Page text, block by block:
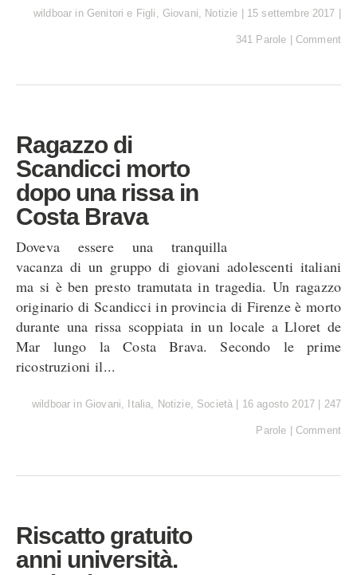
wildboar in Genitori e Figli , Giovani, Notizie 15 settembre 2017
341 Parole Comment
Ragazzo di
Scandicci morto
dopo una rissa in
Costa Brava
Doveva essere una tranquilla
vacanza di un gruppo di giovani adolescenti italiani
ma si è ben presto tramutata in tragedia. Un ragazzo
originario di Scandicci in provincia di Firenze è morto
durante una rissa scoppiata in un locale a Lloret de
Mar lungo la Costa Brava. Secondo le prime
ricostruzioni il...
wildboar in Giovani, Italia, Notizie, Società 16 agosto 2017 247
Parole Comment
Riscatto gratuito
anni università.